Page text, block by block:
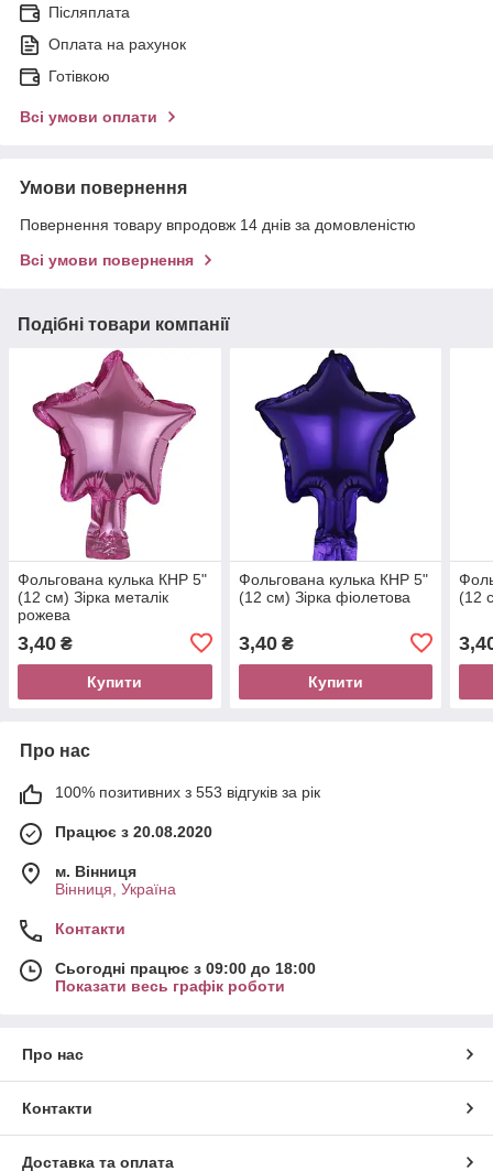
Післяплата
Оплата на рахунок
Готівкою
Всі умови оплати
Умови повернення
Повернення товару впродовж 14 днів за домовленістю
Всі умови повернення
Подібні товари компанії
Фольгована кулька КНР 5"
(12 см) Зірка металік
рожева
3,40 ₴
Купити
Фольгована кулька КНР 5"
(12 см) Зірка фіолетова
3,40₴
Купити
(12
Про нас
100% позитивних з 553 відгуків за рік
Працює з 20.08.2020
м. Вінниця
Вінниця, Україна
Контакти
Сьогодні працює з 09:00 до 18:00
Показати весь графік роботи
Про нас
Контакти
Доставка та оплата